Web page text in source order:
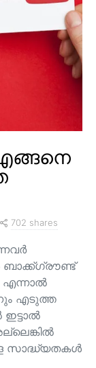
എങ്ങനെ
702 shares
ബാക്ക്ഗ്രൗണ്ട്
എന്നാൽ
എടുത്ത
സാദ്ധ്യതകൾ